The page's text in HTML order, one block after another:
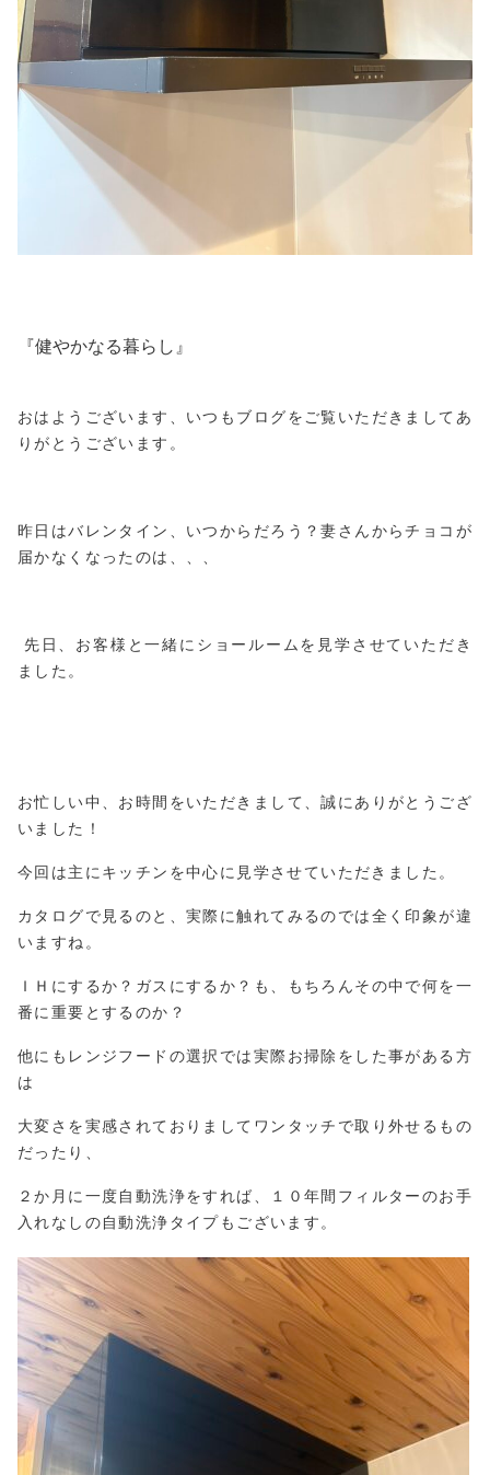
『健やかなる暮らし』
おはようございます、いつもブログをご覧いただきましてあ
りがとうございます。
昨日はバレンタイン、いつからだろう？妻さんからチョコが
届かなくなったのは、、、
先日、お客様と一緒にショールームを見学させていただき
ました。
お忙しい中、お時間をいただきまして、誠にありがとうござ
いました！
今回は主にキッチンを中心に見学させていただきました。
カタログで見るのと、実際に触れてみるのでは全く印象が違
いますね。
ＩＨにするか？ガスにするか？も、もちろんその中で何を一
番に重要とするのか？
他にもレンジフードの選択では実際お掃除をした事がある方
は
大変さを実感されておりましてワンタッチで取り外せるもの
だったり、
２か月に一度自動洗浄をすれば、１０年間フィルターのお手
入れなしの自動洗浄タイプもございます。